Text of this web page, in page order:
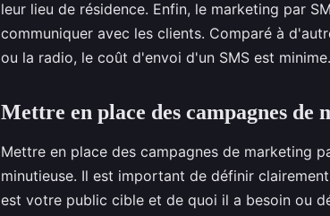
leur lieu de résidence. Enfin, le marketing par
communiquer avec les clients. Comparé à
ou la radio, le coût d'envoi d'un SMS est minime.
Mettre en place des campagnes de
Mettre en place des campagnes de marketing
minutieuse. Il est important de définir
est votre public cible et de quoi il a besoin ou